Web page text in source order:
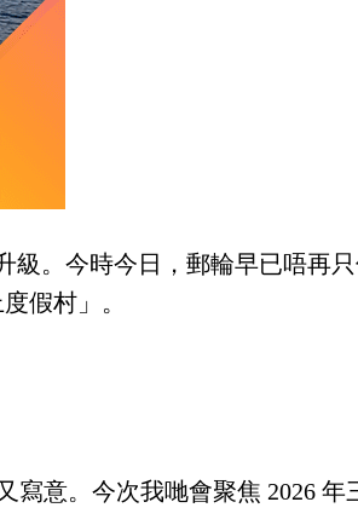
級。今時今日，郵輪早已唔再
假村」。
意。今次我哋會聚焦 2026 年